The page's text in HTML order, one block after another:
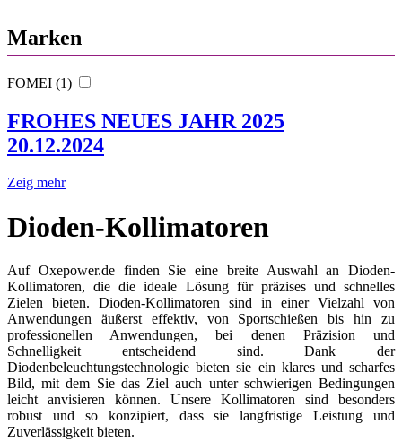
Marken
FOMEI (1)
FROHES NEUES JAHR 2025
20.12.2024
Zeig mehr
Dioden-Kollimatoren
Auf Oxepower.de finden Sie eine breite Auswahl an Dioden-
Kollimatoren, die die ideale Lösung für präzises und schnelles
Zielen bieten. Dioden-Kollimatoren sind in einer Vielzahl von
Anwendungen äußerst effektiv, von Sportschießen bis hin zu
professionellen Anwendungen, bei denen Präzision und
Schnelligkeit entscheidend sind. Dank der
Diodenbeleuchtungstechnologie bieten sie ein klares und scharfes
Bild, mit dem Sie das Ziel auch unter schwierigen Bedingungen
leicht anvisieren können. Unsere Kollimatoren sind besonders
robust und so konzipiert, dass sie langfristige Leistung und
Zuverlässigkeit bieten.